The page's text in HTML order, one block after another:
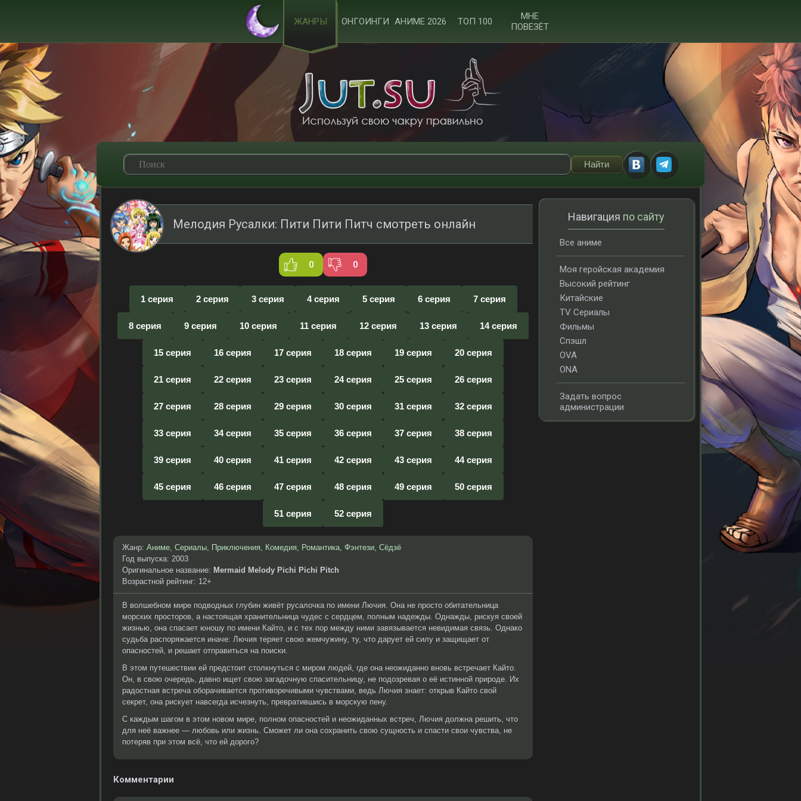
ЖАНРЫ ОНГОИНГИ АНИМЕ 2026 ТОП 100
МНЕ
ПОВЕЗЁТ
Мелодия Русалки: Пити Пити Питч смотреть онлайн
0 0
1 серия 2 серия 3 серия 4 серия 5 серия 6 серия 7 серия
8 серия 9 серия 10 серия 11 серия 12 серия 13 серия 14 серия
15 серия 16 серия 17 серия 18 серия 19 серия 20 серия
21 серия 22 серия 23 серия 24 серия 25 серия 26 серия
27 серия 28 серия 29 серия 30 серия 31 серия 32 серия
33 серия 34 серия 35 серия 36 серия 37 серия 38 серия
39 серия 40 серия 41 серия 42 серия 43 серия 44 серия
45 серия 46 серия 47 серия 48 серия 49 серия 50 серия
51 серия 52 серия
Жанр: Аниме, Сериалы, Приключения, Комедия, Романтика, Фэнтези, Сёдзё
Год выпуска: 2003
Оригинальное название: Mermaid Melody Pichi Pichi Pitch
Возрастной рейтинг: 12+
В волшебном мире подводных глубин живёт русалочка по имени Лючия. Она не просто обитательница
морских просторов, а настоящая хранительница чудес с сердцем, полным надежды. Однажды, рискуя своей
жизнью, она спасает юношу по имени Кайто, и с тех пор между ними завязывается невидимая связь. Однако
судьба распоряжается иначе: Лючия теряет свою жемчужину, ту, что дарует ей силу и защищает от
опасностей, и решает отправиться на поиски.
В этом путешествии ей предстоит столкнуться с миром людей, где она неожиданно вновь встречает Кайто.
Он, в свою очередь, давно ищет свою загадочную спасительницу, не подозревая о её истинной природе. Их
радостная встреча оборачивается противоречивыми чувствами, ведь Лючия знает: открыв Кайто свой
секрет, она рискует навсегда исчезнуть, превратившись в морскую пену.
С каждым шагом в этом новом мире, полном опасностей и неожиданных встреч, Лючия должна решить, что
для неё важнее — любовь или жизнь. Сможет ли она сохранить свою сущность и спасти свои чувства, не
потеряв при этом всё, что ей дорого?
Комментарии
Навигация по сайту
Все аниме
Моя геройская академия
Высокий рейтинг
Китайские
TV Сериалы
Фильмы
Спэшл
OVA
ONA
Задать вопрос
администрации